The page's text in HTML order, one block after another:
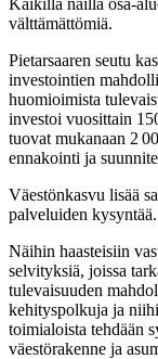
välttämättömiä.
Pietarsaaren seutu
investointien
huomioimista
investoi vuosittain
tuovat mukanaan 2
ennakointi ja
Väestönkasvu lisää
palveluiden kysyntää.
Näihin haasteisiin
selvityksiä, joissa
tulevaisuuden
kehityspolkuja ja
toimialoista tehdään
väestörakenne ja